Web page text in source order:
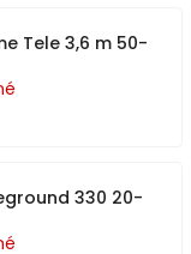
Tele 3,6 m 50-
330 20-